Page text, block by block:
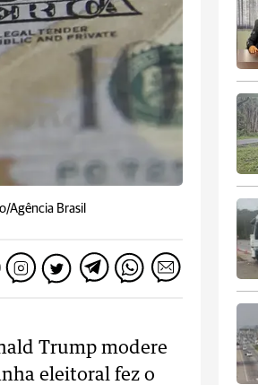
Agência Brasil
Trump modere
eleitoral fez o